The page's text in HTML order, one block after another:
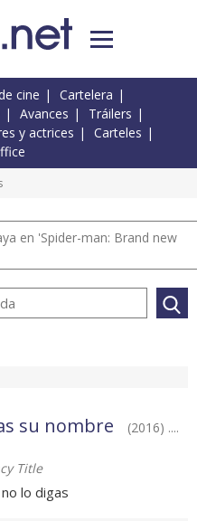
cine
Cartelera
Avances
Tráilers
y actrices
Carteles
en 'Spider-man: Brand new
su nombre
(2016) ....
Title
lo digas